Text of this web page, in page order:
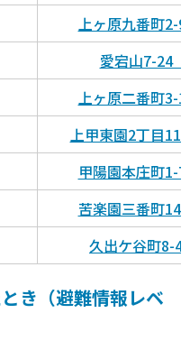
上ヶ原九番町2-
愛宕山7-24
上ヶ原二番町3-
上甲東園2丁目
甲陽園本庄町1-
苦楽園三番町
久出ケ谷町8-4
き（避難情報レベ